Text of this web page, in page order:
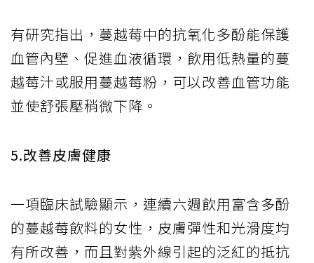
有研究指出，蔓越莓中的抗氧化多酚能保護
血管內壁、促進血液循環，飲用低熱量的蔓
越莓汁或服用蔓越莓粉，可以改善血管功能
並使舒張壓稍微下降。
5.改善皮膚健康
一項臨床試驗顯示，連續六週飲用富含多酚
的蔓越莓飲料的女性，皮膚彈性和光滑度均
有所改善，而且對紫外線引起的泛紅的抵抗